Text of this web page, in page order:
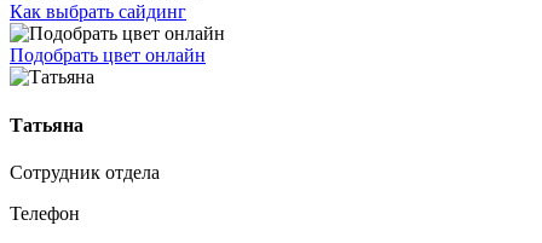
Как выбрать сайдинг
Подобрать цвет онлайн
Татьяна
Сотрудник отдела
Телефон